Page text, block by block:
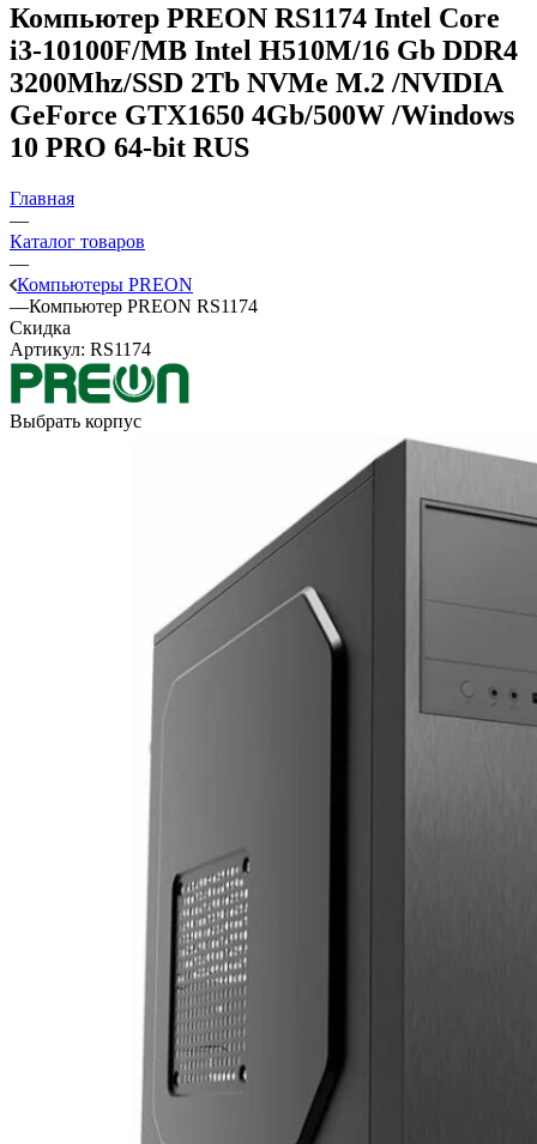
Компьютер PREON RS1174 Intel Core
i3-10100F/MB Intel H510M/16 Gb DDR4
3200Mhz/SSD 2Tb NVMe M.2 /NVIDIA
GeForce GTX1650 4Gb/500W /Windows
10 PRO 64-bit RUS
Главная
—
Каталог товаров
—
Компьютеры PREON
—Компьютер PREON RS1174
Скидка
Артикул: RS1174
Выбрать корпус